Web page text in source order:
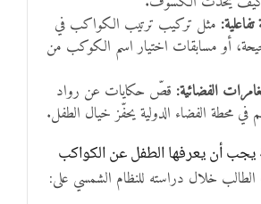
مثل تركيب ترتيب الكواكب في
أو مسابقات اختيار اسم الكوكب من
الفضائية: قصّ حكايات عن رواد
في محطة الفضاء الدولية يحفّز خيال الطفل.
أن يعرفها الطفل عن الكواكب
خلال دراسته للنظام الشمسي على: